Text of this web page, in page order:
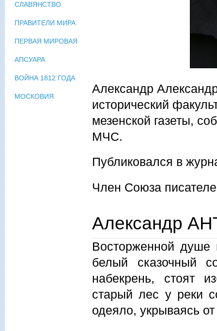
Александр
исторический
мезенской газеты,
МЧС.
Публиковался в
Член Союза
Александр
Восторженной душе
белый сказочный
набекрень, стоят
старый лес у реки
одеяло, укрываясь
СЛАВЯНСТВО
ПРАВИТЕЛИ МИРА
ПЕРВАЯ МИРОВАЯ
АПСУАРА
ВОЙНА 1812 ГОДА
МОСКОВИЯ